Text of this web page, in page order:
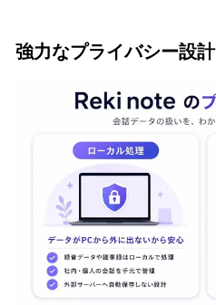
強力なプライバシー設計